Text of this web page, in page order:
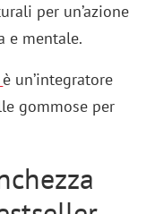
per un’azione
e mentale.
è un’integratore
gommose per